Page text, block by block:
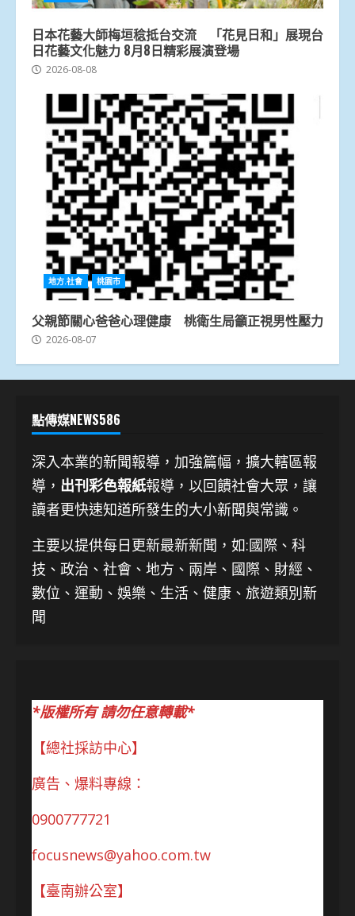
日本花藝大師梅垣稔抵台交流 「花見日和」展現台
日花藝文化魅力 8月8日精彩展演登場
2026-08-08
地方.社會 桃園市
父親節關心爸爸心理健康 桃衛生局籲正視男性壓力
2026-08-07
點傳媒NEWS586
深入本業的新聞報導，加強篇幅，擴大轄區報
導， 出刊彩色報紙報導，以回饋社會大眾，讓
讀者更快速知道所發生的大小新聞與常識。
主要以提供每日更新最新新聞 ，如:國際、科
技、 政治、社會、地方、兩岸、國際、財經、
數位、運動、娛樂、生活、健康、旅遊類別新
聞
*版權所有 請勿任意轉載*
【總社採訪中心】
廣告、爆料專線：
0900777721
focusnews@yahoo.com.tw
【臺南辦公室】